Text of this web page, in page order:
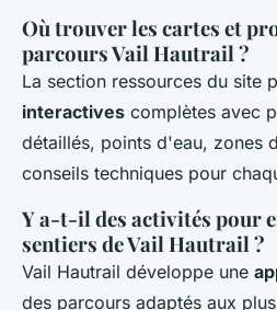
Où trouver les cartes et
parcours Vail Hautrail ?
La section ressources du site
interactives complètes avec
détaillés, points d'eau, zones
conseils techniques pour
Y a-t-il des activités pour
sentiers de Vail Hautrail ?
Vail Hautrail développe une
des parcours adaptés aux